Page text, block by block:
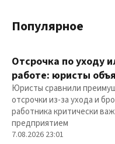
Популярное
Отсрочка по уходу
работе: юристы
Юристы сравнили
отсрочки из-за ухода и
работника критически
предприятием
7.08.2026 23:01